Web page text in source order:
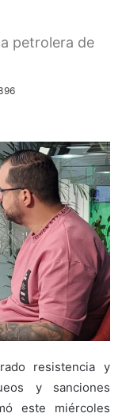
petrolera de
resistencia y
y sanciones
este miércoles